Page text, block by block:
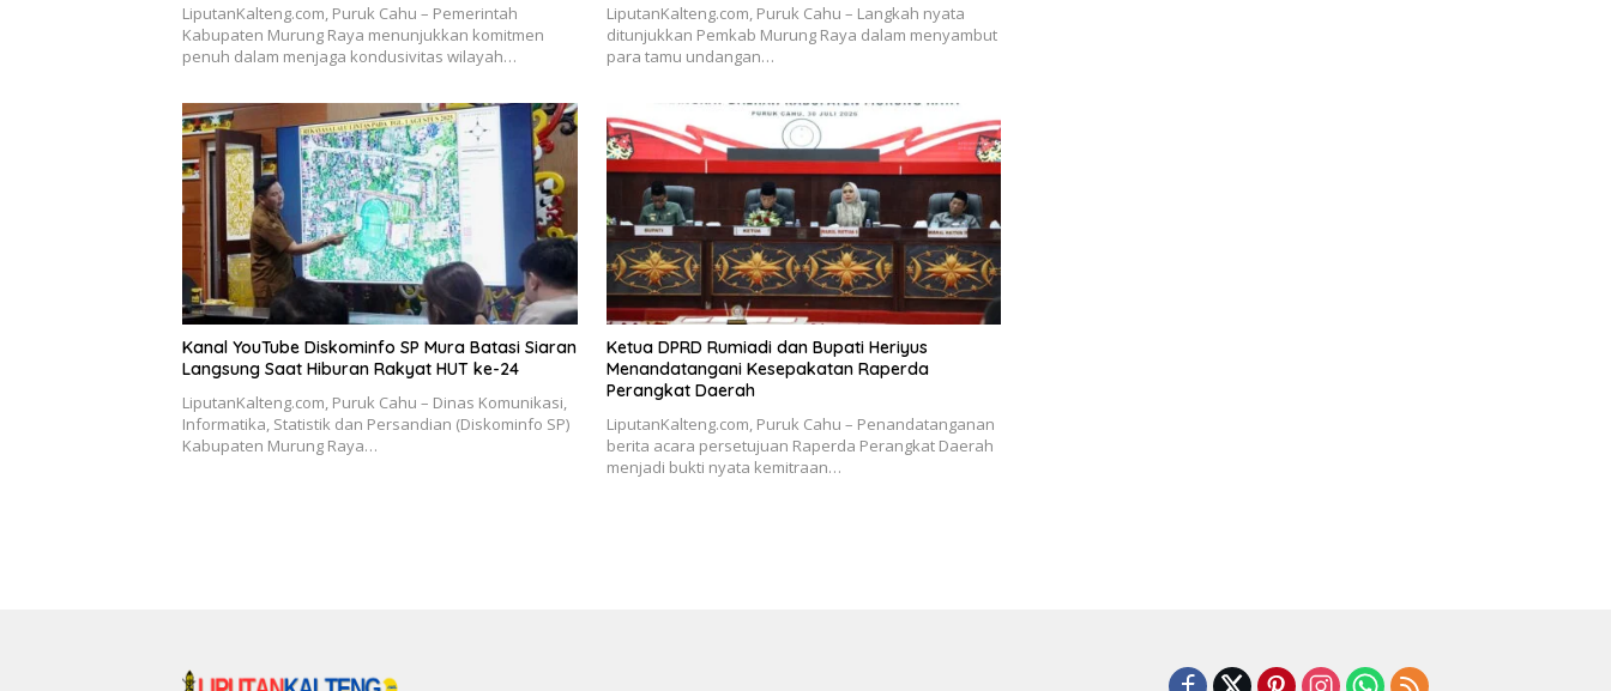
LiputanKalteng.com, Puruk Cahu – Pemerintah
Kabupaten Murung Raya menunjukkan komitmen
penuh dalam menjaga kondusivitas wilayah…
LiputanKalteng.com, Puruk Cahu – Langkah nyata
ditunjukkan Pemkab Murung Raya dalam menyambut
para tamu undangan…
Kanal YouTube Diskominfo SP Mura Batasi Siaran
Langsung Saat Hiburan Rakyat HUT ke-24
LiputanKalteng.com, Puruk Cahu – Dinas Komunikasi,
Informatika, Statistik dan Persandian (Diskominfo SP)
Kabupaten Murung Raya…
Ketua DPRD Rumiadi dan Bupati Heriyus
Menandatangani Kesepakatan Raperda
Perangkat Daerah
LiputanKalteng.com, Puruk Cahu – Penandatanganan
berita acara persetujuan Raperda Perangkat Daerah
menjadi bukti nyata kemitraan…